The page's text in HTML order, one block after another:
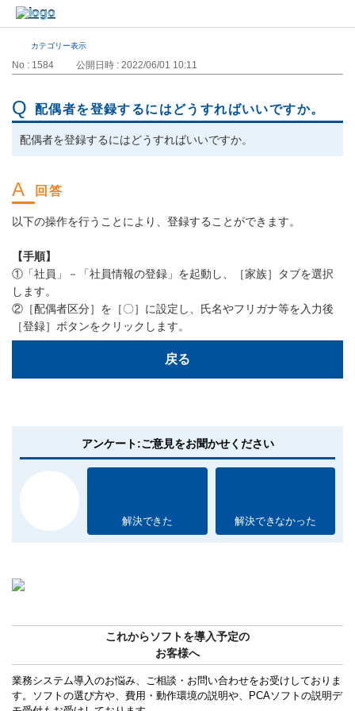
カテゴリー表示
No : 1584 公開日時 : 2022/06/01 10:11
配偶者を登録するにはどうすればいいですか。
配偶者を登録するにはどうすればいいですか。
以下の操作を行うことにより、登録することができます。
【手順】
①「社員」－「社員情報の登録」を起動し、［家族］タブを選択
します。
②［配偶者区分］を［〇］に設定し、氏名やフリガナ等を入力後
［登録］ボタンをクリックします。
戻る
アンケート:ご意見をお聞かせください
解決できた 解決できなかった
これからソフトを導入予定の
お客様へ
業務システム導入のお悩み、ご相談・お問い合わせをお受けしておりま
す。ソフトの選び方や、費用・動作環境の説明や、PCAソフトの説明デ